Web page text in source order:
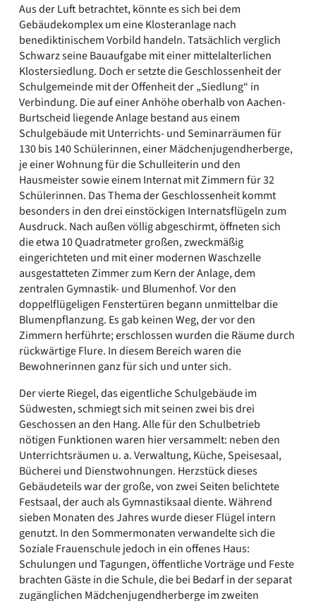
Aus der Luft betrachtet, könnte es sich bei dem
Gebäudekomplex um eine Klosteranlage nach
benediktinischem Vorbild handeln. Tatsächlich verglich
Schwarz seine Bauaufgabe mit einer mittelalterlichen
Klostersiedlung. Doch er setzte die Geschlossenheit der
Schulgemeinde mit der Offenheit der „Siedlung“ in
Verbindung. Die auf einer Anhöhe oberhalb von Aachen-
Burtscheid liegende Anlage bestand aus einem
Schulgebäude mit Unterrichts- und Seminarräumen für
130 bis 140 Schülerinnen, einer Mädchenjugendherberge,
je einer Wohnung für die Schulleiterin und den
Hausmeister sowie einem Internat mit Zimmern für 32
Schülerinnen. Das Thema der Geschlossenheit kommt
besonders in den drei einstöckigen Internatsflügeln zum
Ausdruck. Nach außen völlig abgeschirmt, öffneten sich
die etwa 10 Quadratmeter großen, zweckmäßig
eingerichteten und mit einer modernen Waschzelle
ausgestatteten Zimmer zum Kern der Anlage, dem
zentralen Gymnastik- und Blumenhof. Vor den
doppelflügeligen Fenstertüren begann unmittelbar die
Blumenpflanzung. Es gab keinen Weg, der vor den
Zimmern herführte; erschlossen wurden die Räume durch
rückwärtige Flure. In diesem Bereich waren die
Bewohnerinnen ganz für sich und unter sich.
Der vierte Riegel, das eigentliche Schulgebäude im
Südwesten, schmiegt sich mit seinen zwei bis drei
Geschossen an den Hang. Alle für den Schulbetrieb
nötigen Funktionen waren hier versammelt: neben den
Unterrichtsräumen u. a. Verwaltung, Küche, Speisesaal,
Bücherei und Dienstwohnungen. Herzstück dieses
Gebäudeteils war der große, von zwei Seiten belichtete
Festsaal, der auch als Gymnastiksaal diente. Während
sieben Monaten des Jahres wurde dieser Flügel intern
genutzt. In den Sommermonaten verwandelte sich die
Soziale Frauenschule jedoch in ein offenes Haus:
Schulungen und Tagungen, öffentliche Vorträge und Feste
brachten Gäste in die Schule, die bei Bedarf in der separat
zugänglichen Mädchenjugendherberge im zweiten